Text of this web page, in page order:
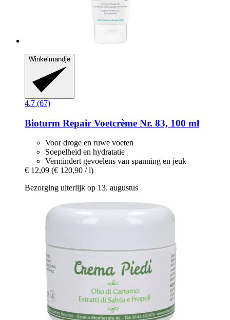
Winkelmandje
4.7 (67)
Bioturm Repair Voetcrème Nr. 83, 100 ml
Voor droge en ruwe voeten
Soepelheid en hydratatie
Vermindert gevoelens van spanning en jeuk
€ 12,09 (€ 120,90 / l)
Bezorging uiterlijk op 13. augustus